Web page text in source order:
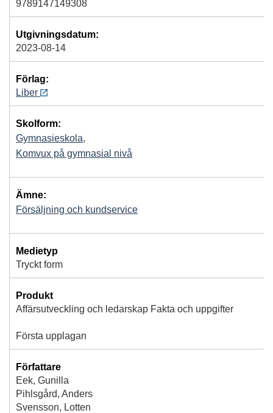
9789147149308
Utgivningsdatum:
2023-08-14
Förlag:
Liber
Skolform:
Gymnasieskola,
Komvux på gymnasial nivå
Ämne:
Försäljning och kundservice
Medietyp
Tryckt form
Produkt
Affärsutveckling och ledarskap Fakta och uppgifter
Första upplagan
Författare
Eek, Gunilla
Pihlsgård, Anders
Svensson, Lotten